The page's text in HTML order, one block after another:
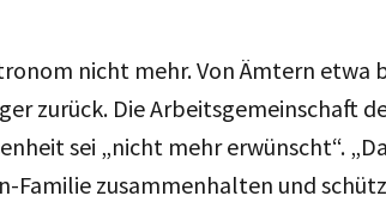
nicht mehr. Von Ämtern etwa
zurück. Die Arbeitsgemeinschaft
sei „nicht mehr erwünscht“.
Familie zusammenhalten und